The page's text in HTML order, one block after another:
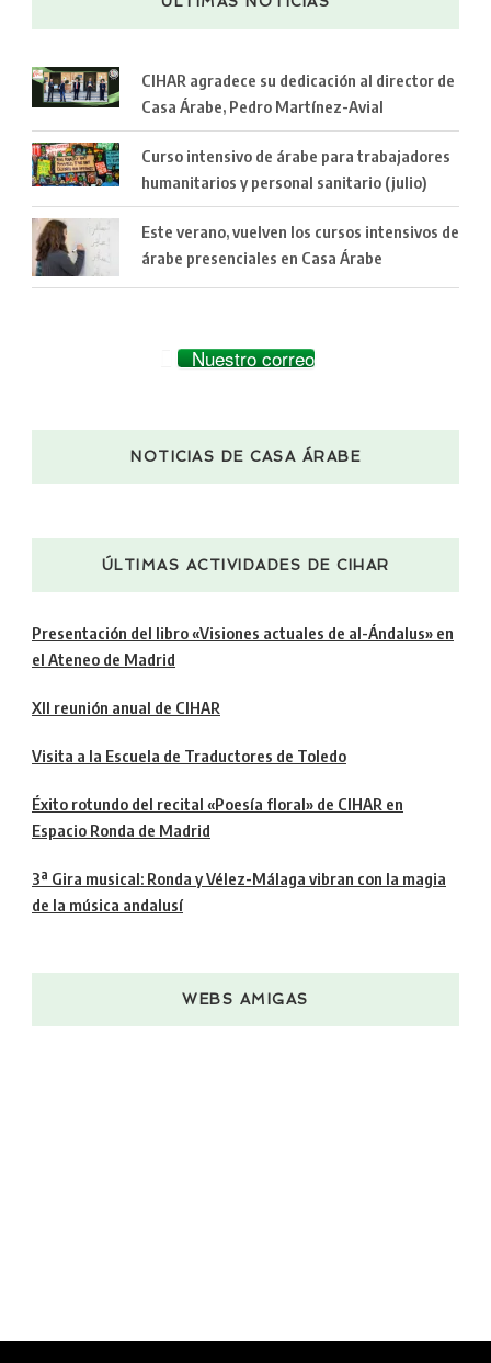
CIHAR agradece su dedicación al director de
Casa Árabe, Pedro Martínez-Avial
Curso intensivo de árabe para trabajadores
humanitarios y personal sanitario (julio)
Este verano, vuelven los cursos intensivos de
árabe presenciales en Casa Árabe
Nuestro correo
NOTICIAS DE CASA ÁRABE
ÚLTIMAS ACTIVIDADES DE CIHAR
Presentación del libro «Visiones actuales de al-Ándalus» en
el Ateneo de Madrid
XII reunión anual de CIHAR
Visita a la Escuela de Traductores de Toledo
Éxito rotundo del recital «Poesía floral» de CIHAR en
Espacio Ronda de Madrid
3ª Gira musical: Ronda y Vélez-Málaga vibran con la magia
de la música andalusí
WEBS AMIGAS